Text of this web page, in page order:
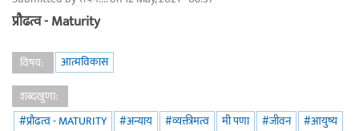
प्रौढत्व - Maturity
विषय:
आत्मविकास
शब्दखुणा:
#प्रौढत्व - MATURITY
#अन्याय #व्यक्तीमत्व मी पणा #जीवन #आयुष्य